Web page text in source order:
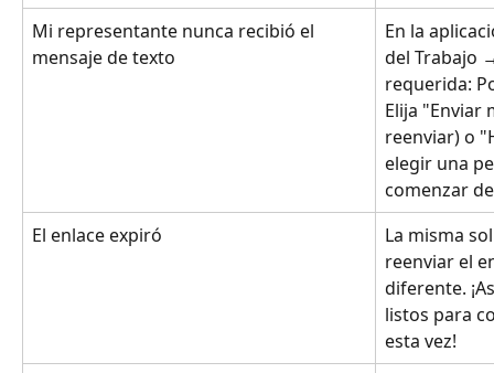
Mi representante nunca recibió el
mensaje de texto
En la
del Trabajo
requerida:
Elija "Enviar
reenviar) o
elegir una
comenzar
El enlace expiró
La misma
reenviar el
diferente.
listos para
esta vez!